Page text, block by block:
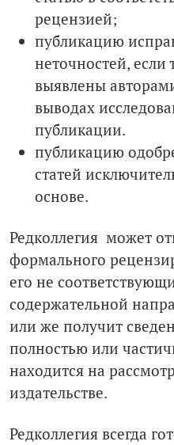
рецензией;
публикацию
неточностей, если
выявлены
выводах
публикации.
публикацию
статей
основе.
Редколлегия может
формального
его не
содержательной
или же получит
полностью или
находится на
издательстве.
Редколлегия всегда